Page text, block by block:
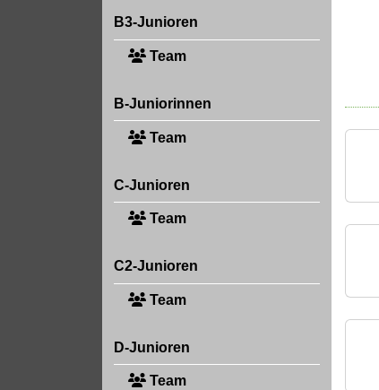
B3-Junioren
Team
B-Juniorinnen
Team
C-Junioren
Team
C2-Junioren
Team
D-Junioren
Team